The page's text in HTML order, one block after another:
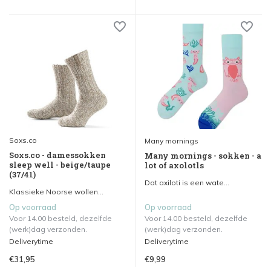
Soxs.co
Soxs.co - damessokken
sleep well - beige/taupe
(37/41)
Klassieke Noorse wollen...
Op voorraad
Voor 14.00 besteld, dezelfde
(werk)dag verzonden.
Deliverytime
€31,95
Many mornings
Many mornings - sokken - a
lot of axolotls
Dat axiloti is een wate...
Op voorraad
Voor 14.00 besteld, dezelfde
(werk)dag verzonden.
Deliverytime
€9,99